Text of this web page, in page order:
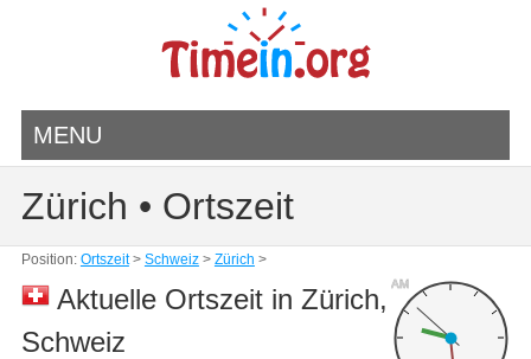
MENU
Zürich • Ortszeit
Position: Ortszeit> Schweiz> Zürich >
AM
Aktuelle Ortszeit in Zürich,
Schweiz